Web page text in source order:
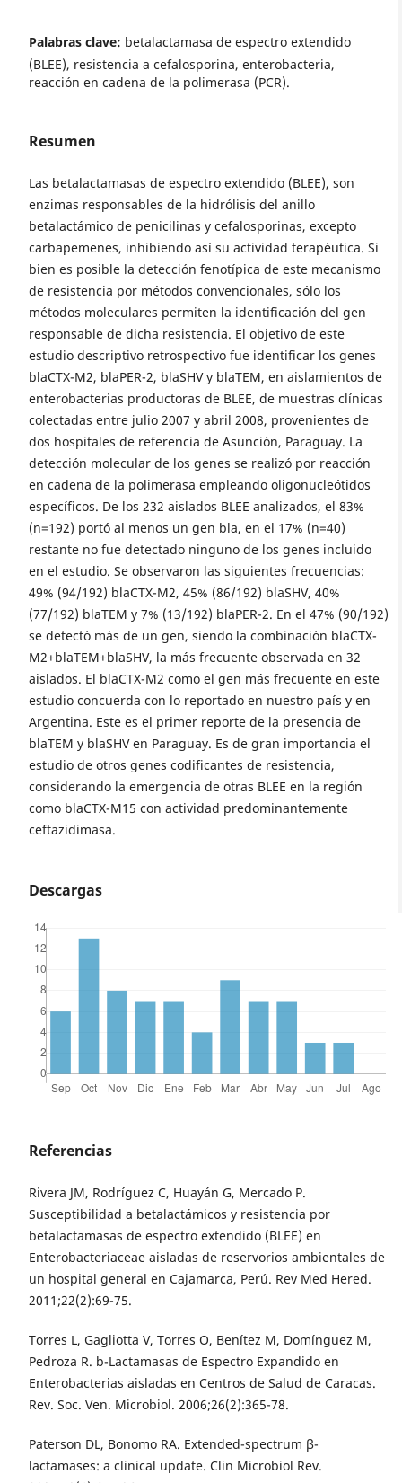
Palabras clave: betalactamasa de espectro extendido
(BLEE), resistencia a cefalosporina, enterobacteria,
reacción en cadena de la polimerasa (PCR).
Resumen
Las betalactamasas de espectro extendido (BLEE), son
enzimas responsables de la hidrólisis del anillo
betalactámico de penicilinas y cefalosporinas, excepto
carbapemenes, inhibiendo así su actividad terapéutica. Si
bien es posible la detección fenotípica de este mecanismo
de resistencia por métodos convencionales, sólo los
métodos moleculares permiten la identificación del gen
responsable de dicha resistencia. El objetivo de este
estudio descriptivo retrospectivo fue identificar los genes
blaCTX-M2, blaPER-2, blaSHV y blaTEM, en aislamientos de
enterobacterias productoras de BLEE, de muestras clínicas
colectadas entre julio 2007 y abril 2008, provenientes de
dos hospitales de referencia de Asunción, Paraguay. La
detección molecular de los genes se realizó por reacción
en cadena de la polimerasa empleando oligonucleótidos
específicos. De los 232 aislados BLEE analizados, el 83%
(n=192) portó al menos un gen bla, en el 17% (n=40)
restante no fue detectado ninguno de los genes incluido
en el estudio. Se observaron las siguientes frecuencias:
49% (94/192) blaCTX-M2, 45% (86/192) blaSHV, 40%
(77/192) blaTEM y 7% (13/192) blaPER-2. En el 47% (90/192)
se detectó más de un gen, siendo la combinación blaCTX-
M2+blaTEM+blaSHV, la más frecuente observada en 32
aislados. El blaCTX-M2 como el gen más frecuente en este
estudio concuerda con lo reportado en nuestro país y en
Argentina. Este es el primer reporte de la presencia de
blaTEM y blaSHV en Paraguay. Es de gran importancia el
estudio de otros genes codificantes de resistencia,
considerando la emergencia de otras BLEE en la región
como blaCTX-M15 con actividad predominantemente
ceftazidimasa.
Descargas
Referencias
Rivera JM, Rodríguez C, Huayán G, Mercado P.
Susceptibilidad a betalactámicos y resistencia por
betalactamasas de espectro extendido (BLEE) en
Enterobacteriaceae aisladas de reservorios ambientales de
un hospital general en Cajamarca, Perú. Rev Med Hered.
2011;22(2):69-75.
Torres L, Gagliotta V, Torres O, Benítez M, Domínguez M,
Pedroza R. b-Lactamasas de Espectro Expandido en
Enterobacterias aisladas en Centros de Salud de Caracas.
Rev. Soc. Ven. Microbiol. 2006;26(2):365-78.
Paterson DL, Bonomo RA. Extended-spectrum β-
lactamases: a clinical update. Clin Microbiol Rev.